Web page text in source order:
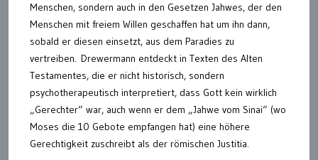
Menschen, sondern auch in den Gesetzen Jahwes, der den
Menschen mit freiem Willen geschaffen hat um ihn dann,
sobald er diesen einsetzt, aus dem Paradies zu
vertreiben. Drewermann entdeckt in Texten des Alten
Testamentes, die er nicht historisch, sondern
psychotherapeutisch interpretiert, dass Gott kein wirklich
„Gerechter“ war, auch wenn er dem „Jahwe vom Sinai“ (wo
Moses die 10 Gebote empfangen hat) eine höhere
Gerechtigkeit zuschreibt als der römischen Justitia.